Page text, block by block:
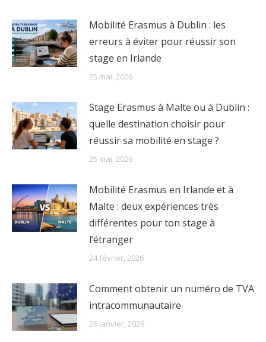
Mobilité Erasmus à Dublin : les
erreurs à éviter pour réussir son
stage en Irlande
25 mai, 2026
Stage Erasmus à Malte ou à Dublin :
quelle destination choisir pour
réussir sa mobilité en stage ?
25 mai, 2026
Mobilité Erasmus en Irlande et à
Malte : deux expériences très
différentes pour ton stage à
l’étranger
24 février, 2026
Comment obtenir un numéro de TVA
intracommunautaire
26 janvier, 2026